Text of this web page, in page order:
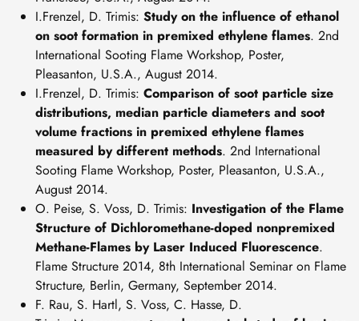
I.Frenzel, D. Trimis: Study on the influence of ethanol
on soot formation in premixed ethylene flames. 2nd
International Sooting Flame Workshop, Poster,
Pleasanton, U.S.A., August 2014.
I.Frenzel, D. Trimis: Comparison of soot particle size
distributions, median particle diameters and soot
volume fractions in premixed ethylene flames
measured by different methods. 2nd International
Sooting Flame Workshop, Poster, Pleasanton, U.S.A.,
August 2014.
O. Peise, S. Voss, D. Trimis: Investigation of the Flame
Structure of Dichloromethane-doped nonpremixed
Methane-Flames by Laser Induced Fluorescence.
Flame Structure 2014, 8th International Seminar on Flame
Structure, Berlin, Germany, September 2014.
F. Rau, S. Hartl, S. Voss, C. Hasse, D.